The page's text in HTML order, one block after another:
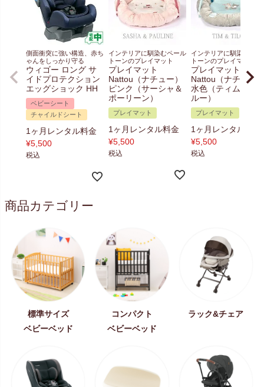
側面衝突に強い構造、赤ち
ゃんをしっかり守る
ウィゴー ロング サ
イドプロテクション
エッグショック HH
ベビーシート
チャイルドシート
1ヶ月レンタル料金
¥5,500
税込
インテリアに馴染むペール
トーンのプレイマット
プレイマット
Nattou（ナチュー）
ピンク（サーシャ＆
ポーリーン）
プレイマット
1ヶ月レンタル料金
¥5,500
税込
インテリアに馴染むペー
トーンのプレイマット
プレイマット
Nattou（ナチュー
水色（ティム＆テ
ルー）
プレイマット
1ヶ月レンタル料金
¥5,500
税込
商品カテゴリー
標準サイズ
ベビーベッド
コンパクト
ベビーベッド
ラック&チェア